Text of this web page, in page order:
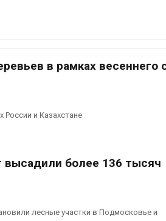
в рамках весеннего
и Казахстане
высадили более 136 тысяч
лесные участки в Подмосковье и
всех
дела
Авг 6, 2026
ликвидируют
Авг 6, 2026